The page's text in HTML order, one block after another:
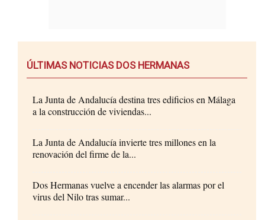
ÚLTIMAS NOTICIAS DOS HERMANAS
La Junta de Andalucía destina tres edificios en Málaga
a la construcción de viviendas...
La Junta de Andalucía invierte tres millones en la
renovación del firme de la...
Dos Hermanas vuelve a encender las alarmas por el
virus del Nilo tras sumar...